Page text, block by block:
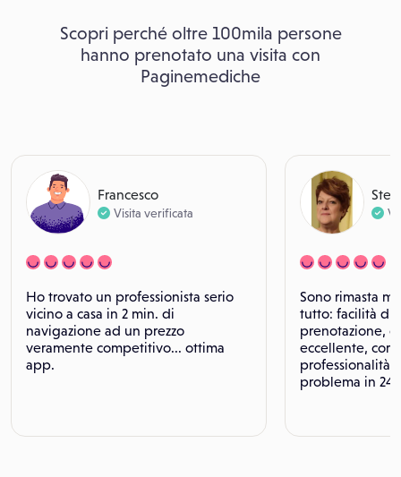
Scopri perché oltre 100mila persone
hanno prenotato una visita con
Paginemediche
Francesco
Visita verificata
Ho trovato un professionista serio
vicino a casa in 2 min. di
navigazione ad un prezzo
veramente competitivo... ottima
app.
Sono rimasta
tutto: facilità di
prenotazione,
eccellente,
professionalità.
problema in 24